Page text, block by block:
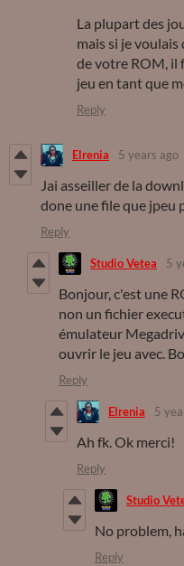
La plupart des
mais si je
de votre ROM, il
jeu en tant que
Reply
Elrenia 5 years ago
Jai asseiller de la
done une file que jpeu
Reply
Studio Vetea 5
Bonjour, c'est une
non un fichier
émulateur
ouvrir le jeu avec.
Reply
Elrenia 5
Ah fk. Ok merci!
Reply
Studio
No problem,
Reply